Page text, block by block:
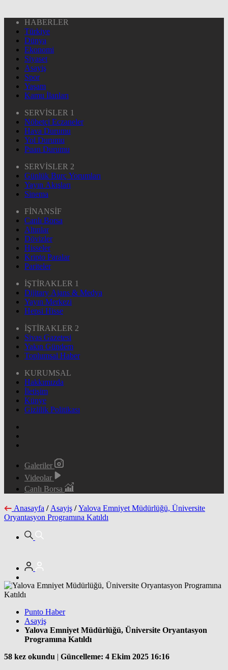
HABERLER
Türkiye
Dünya
Ekonomi
Siyaset
Asayiş
Spor
Yaşam
Kamu İlanları
SERVİSLER 1
Nöbetçi Eczaneler
Hava Durumu
Yol Durumu
Puan Durumu
SERVİSLER 2
Günlük Burç Yorumları
Yayın Akışları
Sinema
FİNANSİF
Canlı Borsa
Altınlar
Dövizler
Hisseler
Kripto Paralar
Pariteler
İŞTİRAKLER 1
Dijitary Ajans & Medya
Yayın Merkezi
Hepsi Hisse
İŞTİRAKLER 2
Sivas Gazetesi
Yakın Gündem
Toplumsal Haber
KURUMSAL
Hakkımızda
İletişim
Künye
Gizlilik Politikası
Galeriler
Videolar
Canlı Borsa
Anasayfa / Asayiş / Yalova Emniyet Müdürlüğü, Üniversite
Oryantasyon Programına Katıldı
Punto Haber
Asayiş
Yalova Emniyet Müdürlüğü, Üniversite Oryantasyon
Programına Katıldı
58 kez okundu | Güncelleme: 4 Ekim 2025 16:16